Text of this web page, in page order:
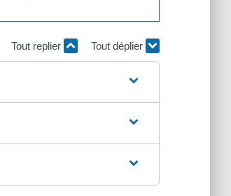
Tout replier Tout déplier